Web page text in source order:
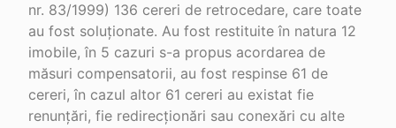
nr. 83/1999) 136 cereri de retrocedare, care toate
au fost soluționate. Au fost restituite în natura 12
imobile, în 5 cazuri s-a propus acordarea de
măsuri compensatorii, au fost respinse 61 de
cereri, în cazul altor 61 cereri au existat fie
renunțări, fie redirecționări sau conexări cu alte